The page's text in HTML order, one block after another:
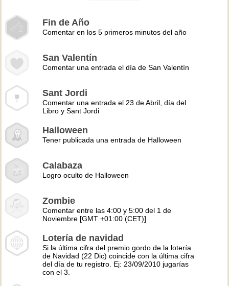
Fin de Año
Comentar en los 5 primeros minutos del año
San Valentín
Comentar una entrada el día de San Valentín
Sant Jordi
Comentar una entrada el 23 de Abril, día del
Libro y Sant Jordi
Halloween
Tener publicada una entrada de Halloween
Calabaza
Logro oculto de Halloween
Zombie
Comentar entre las 4:00 y 5:00 del 1 de
Noviembre [GMT +01:00 (CET)]
Lotería de navidad
Si la última cifra del premio gordo de la lotería
de Navidad (22 Dic) coincide con la última cifra
del día de tu registro. Ej: 23/09/2010 jugarías
con el 3.